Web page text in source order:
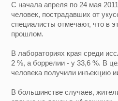
С начала апреля по 24 мая
человек, пострадавших от
специалисты отмечают, что в
прошлом.
В лабораториях края среди
2 %, а боррелии - у 33,6 %. В
человека получили инъекцию
В большинстве случаев,